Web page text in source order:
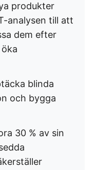
produkter
analysen till att
dem efter
blinda
och bygga
30 % av sin